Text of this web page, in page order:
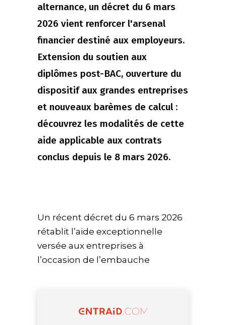
alternance, un décret du 6 mars
2026 vient renforcer l'arsenal
financier destiné aux employeurs.
Extension du soutien aux
diplômes post-BAC, ouverture du
dispositif aux grandes entreprises
et nouveaux barèmes de calcul :
découvrez les modalités de cette
aide applicable aux contrats
conclus depuis le 8 mars 2026.
Un récent décret du 6 mars 2026
rétablit l’aide exceptionnelle
versée aux entreprises à
l’occasion de l’embauche